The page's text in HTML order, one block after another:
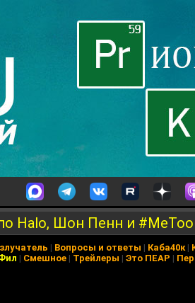
Halo, Шон Пенн и #MeToo
| Вопросы и ответы | Каба40к|
| Смешное | Трейлеры | Это ПЕАР |